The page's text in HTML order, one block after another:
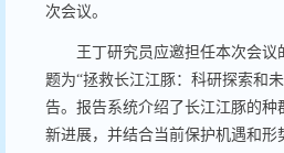
次会议。
王丁研究员应邀担任本次会议
题为“拯救长江江豚：科研探索和
告。报告系统介绍了长江江豚的种
新进展，并结合当前保护机遇和形